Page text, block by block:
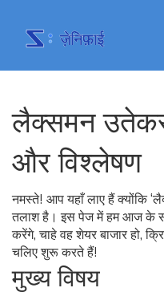
लैक्समन
और विश्लेषण
नमस्ते! आप यहाँ लाए हैं क्योंकि
तलाश है। इस पेज में हम आज के
करेंगे, चाहे वह शेयर बाजार हो,
चलिए शुरू करते हैं!
मुख्य विषय